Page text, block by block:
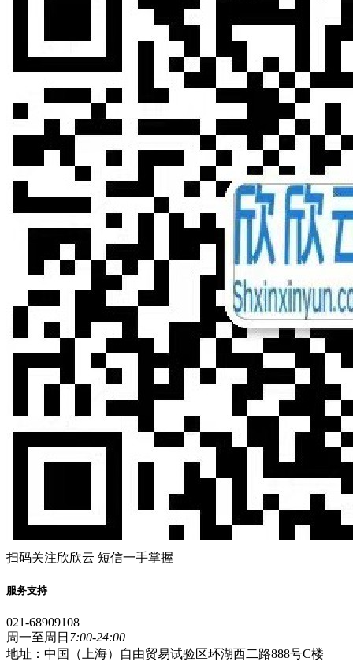
扫码关注欣欣云 短信一手掌握
服务支持
021-68909108
周一至周日 7:00-24:00
地址：中国（上海）自由贸易试验区环湖西二路888号C楼